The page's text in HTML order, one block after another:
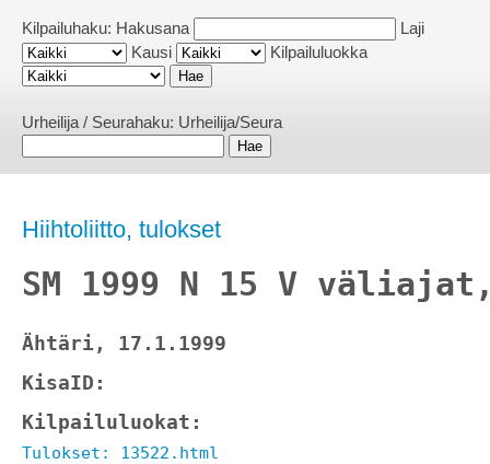
Kilpailuhaku: Hakusana
Laji
Kausi
Kilpailuluokka
Urheilija / Seurahaku: Urheilija/Seura
Hiihtoliitto, tulokset
SM 1999 N 15 V
Ähtäri, 17.1.1999
KisaID:
Kilpailuluokat:
Tulokset: 13522.html